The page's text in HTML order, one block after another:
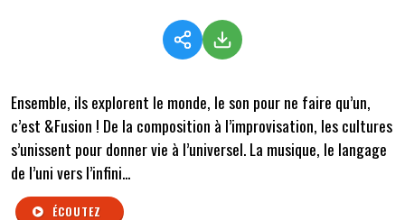
Ensemble, ils explorent le monde, le son pour ne faire qu’un,
c’est &Fusion ! De la composition à l’improvisation, les cultures
s’unissent pour donner vie à l’universel. La musique, le langage
de l’uni vers l’infini...
ÉCOUTEZ